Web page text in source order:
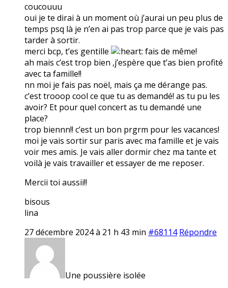
coucouuu
oui je te dirai à un moment où j’aurai un peu plus de
temps psq là je n’en ai pas trop parce que je vais pas
tarder à sortir.
merci bcp, t’es gentille
fais de même!
ah mais c’est trop bien ,j’espère que t’as bien profité
avec ta famille!!
nn moi je fais pas noël, mais ça me dérange pas.
c’est trooop cool ce que tu as demandé! as tu pu les
avoir? Et pour quel concert as tu demandé une
place?
trop biennn!! c’est un bon prgrm pour les vacances!
moi je vais sortir sur paris avec ma famille et je vais
voir mes amis. Je vais aller dormir chez ma tante et
voilà je vais travailler et essayer de me reposer.
Mercii toi aussii!!
bisous
lina
27 décembre 2024 à 21 h 43 min #68114 Répondre
Une poussière isolée